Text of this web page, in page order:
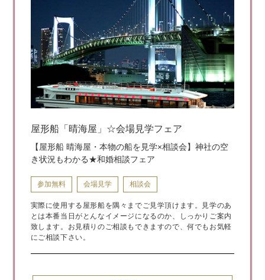
屋形船「晴海屋」☆会場見学フェア
【屋形船 晴海屋・本物の船を見学×相談会】神社の空
き状況もわかる★和婚相談フェア
参加無料 会場見学 相談会
実際に使用する屋形船を隅々までご見学頂けます。見学のあ
とは本番当日がとんなイメージになるのか、しっかりご案内
致します。お見積りのご相談もできますので、何でもお気軽
にご相談下さい。